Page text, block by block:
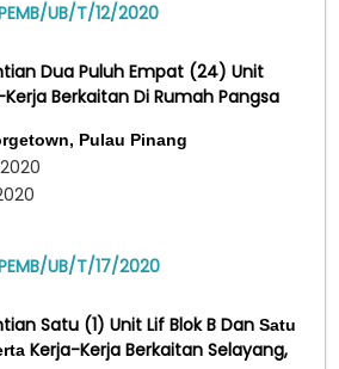
UB/T/12/2020
Dua Puluh Empat (24) Unit
Berkaitan Di Rumah Pangsa
Pulau Pinang
UB/T/17/2020
Satu (1) Unit Lif Blok B DanSatu
Kerja-Kerja BerkaitanSelayang,